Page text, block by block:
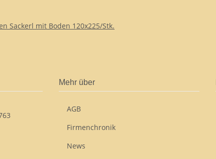
Sackerl mit Boden 120x225/Stk.
Mehr über
AGB
Firmenchronik
News